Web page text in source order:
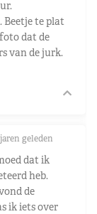
Beetje te plat
dat de
van de jurk.
geleden
dat ik
heb.
de
ik iets over